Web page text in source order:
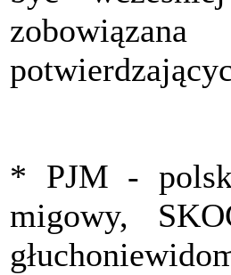
* PJM -
migowy,